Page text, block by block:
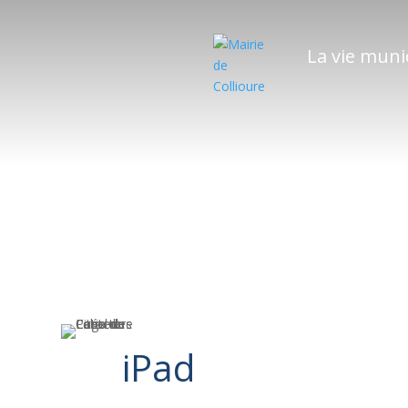
La vie
iPad